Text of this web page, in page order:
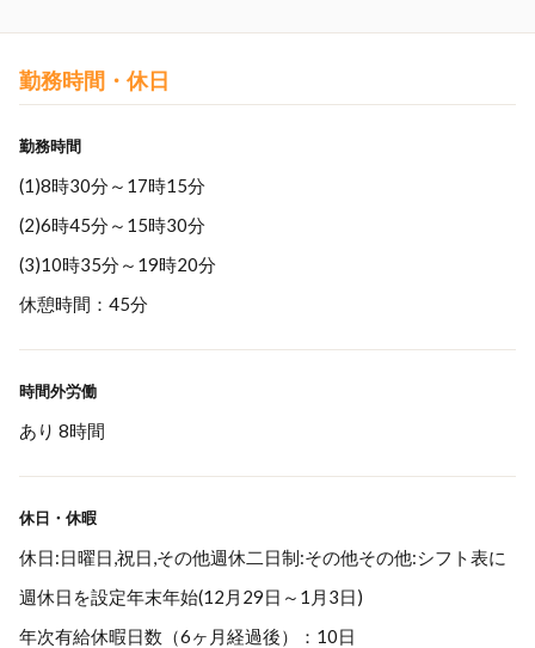
勤務時間・休日
勤務時間
(1)8時30分～17時15分
(2)6時45分～15時30分
(3)10時35分～19時20分
休憩時間：45分
時間外労働
あり 8時間
休日・休暇
休日:日曜日,祝日,その他週休二日制:その他その他:シフト表に
週休日を設定年末年始(12月29日～1月3日)
年次有給休暇日数（6ヶ月経過後）：10日